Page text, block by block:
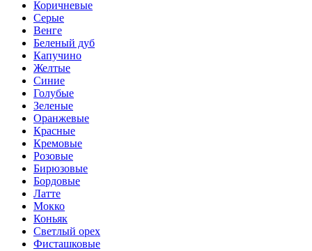
Коричневые
Серые
Венге
Беленый дуб
Капучино
Желтые
Синие
Голубые
Зеленые
Оранжевые
Красные
Кремовые
Розовые
Бирюзовые
Бордовые
Латте
Мокко
Коньяк
Светлый орех
Фисташковые